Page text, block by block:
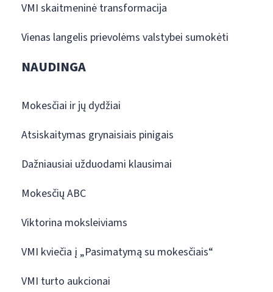
VMI skaitmeninė transformacija
Vienas langelis prievolėms valstybei sumokėti
NAUDINGA
Mokesčiai ir jų dydžiai
Atsiskaitymas grynaisiais pinigais
Dažniausiai užduodami klausimai
Mokesčių ABC
Viktorina moksleiviams
VMI kviečia į „Pasimatymą su mokesčiais“
VMI turto aukcionai